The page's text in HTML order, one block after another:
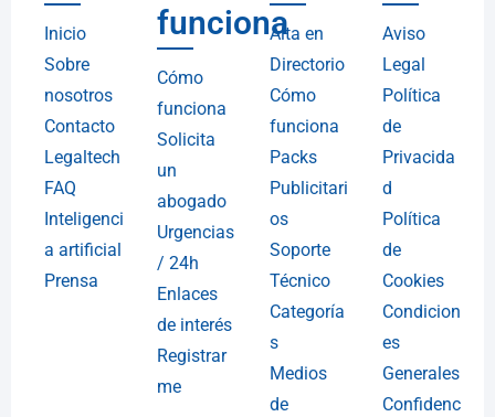
Inicio
Sobre
nosotros
Contacto
Legaltech
FAQ
Inteligenci
a artificial
Prensa
funciona
Cómo
funciona
Solicita
un
abogado
Urgencias
/ 24h
Enlaces
de interés
Registrar
me
Alta en
Directorio
Cómo
funciona
Packs
Publicitari
os
Soporte
Técnico
Categoría
s
Medios
de
Aviso
Legal
Política
de
Privacida
d
Política
de
Cookies
Condicion
es
Generales
Confidenc